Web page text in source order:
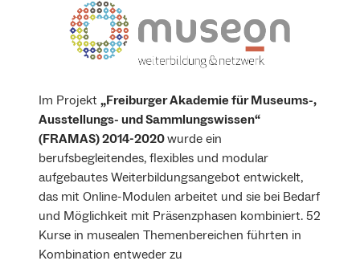
Im Projekt „Freiburger Akademie für Museums-,
Ausstellungs- und Sammlungswissen“
(FRAMAS) 2014-2020wurde ein
berufsbegleitendes, flexibles und modular
aufgebautes Weiterbildungsangebot entwickelt,
das mit Online-Modulen arbeitet und sie bei Bedarf
und Möglichkeit mit Präsenzphasen kombiniert. 52
Kurse in musealen Themenbereichen führten in
Kombination entweder zu